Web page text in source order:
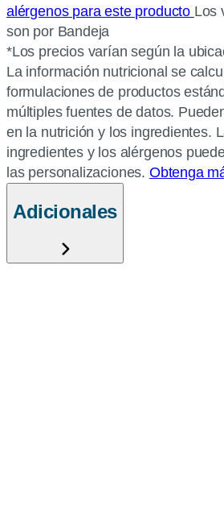
alérgenos para este producto Los
son por Bandeja
*Los precios varían según la
La información nutricional se
formulaciones de productos
múltiples fuentes de datos.
en la nutrición y los ingredientes.
ingredientes y los alérgenos
las personalizaciones. Obtenga
Adicionales